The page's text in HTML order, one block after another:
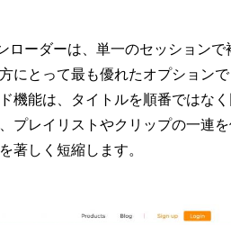
ローダーは、単一のセッションで
にとって最も優れたオプションで
機能は、タイトルを順番ではな
プレイリストやクリップの一連
著しく短縮します。